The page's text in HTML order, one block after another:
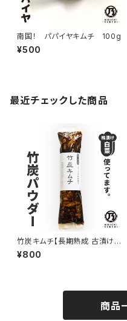
南国！ パパイヤキムチ 100g
¥500
最近チェックした商品
竹炭キムチ【長期熟成 古漬け白
菜使用】
¥800
商品